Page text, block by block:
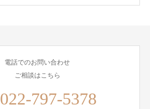
電話でのお問い合わせ
ご相談はこちら
022-797-5378